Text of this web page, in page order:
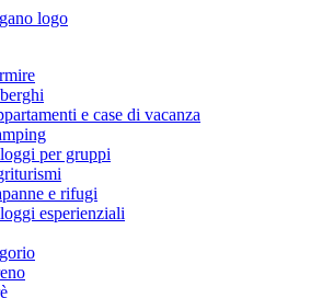
e case di vacanza
per gruppi
e rifugi
esperienziali